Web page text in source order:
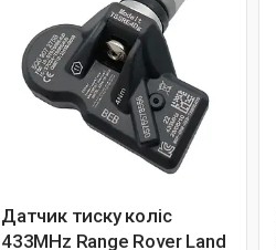
Датчик тиску коліс
433MHz Range Rover Land